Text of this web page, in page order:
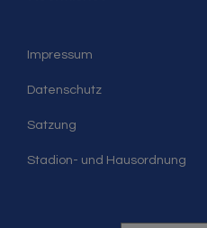
Impressum
Datenschutz
Satzung
Stadion- und Hausordnung